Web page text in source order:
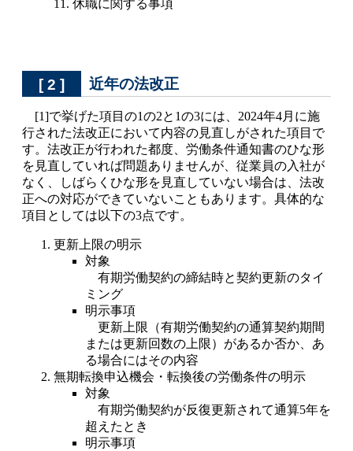
11. 休職に関する事項
[ 2 ] 近年の法改正
[1]で挙げた項目の1の2と1の3には、2024年4月に施
行された法改正において内容の見直しがされた項目で
す。法改正が行われた都度、労働条件通知書のひな形
を見直していれば問題ありませんが、従業員の入社が
なく、しばらくひな形を見直していない場合は、法改
正への対応ができていないこともあります。具体的な
項目としては以下の3点です。
更新上限の明示
対象
有期労働契約の締結時と契約更新のタイ
ミング
明示事項
更新上限（有期労働契約の通算契約期間
または更新回数の上限）があるか否か、あ
る場合にはその内容
無期転換申込機会・転換後の労働条件の明示
対象
有期労働契約が反復更新されて通算5年を
超えたとき
明示事項